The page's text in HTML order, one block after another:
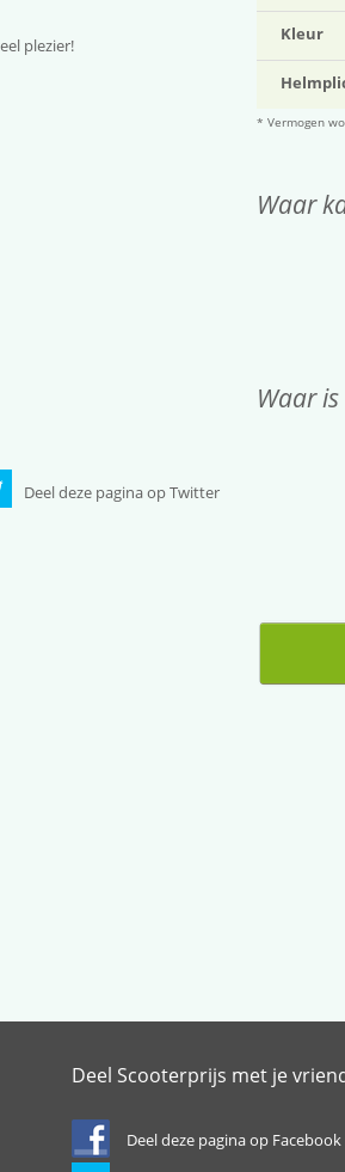
* Vermogen
Deel Scooterprijs met je
Deel deze pagina op Facebook
Kleur
plezier!
Waar
Waar
Deel deze pagina op Twitter